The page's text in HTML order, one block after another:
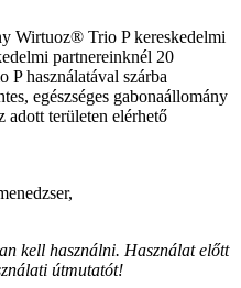
Wirtuoz® Trio P kereskedelmi
partnereinknél 20
használatával szárba
egészséges gabonaállomány
adott területen elérhető
kell használni. Használat előtt
útmutatót!